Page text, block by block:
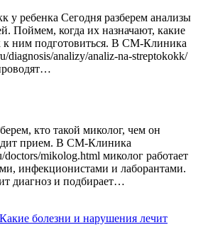
у ребенка Сегодня разберем анализы
Поймем, когда их назначают, какие
ним подготовиться. В СМ-Клиника
diagnosis/analizy/analiz-na-streptokokk/
кто такой миколог, чем он
прием. В СМ-Клиника
mikolog.html миколог работает
инфекционистами и лаборантами.
диагноз и подбирает…
болезни и нарушения лечит